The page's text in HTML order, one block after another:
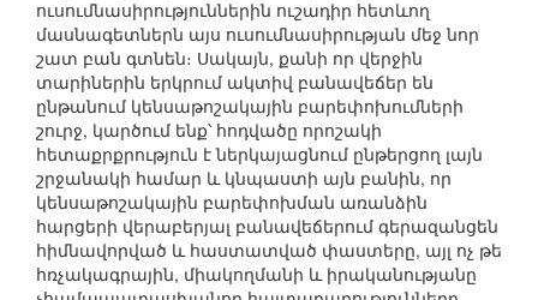
ուսումնասիրություններին ուշադիր հետևող
մասնագետներն այս ուսումնասիրության մեջ նոր
շատ բան գտնեն։ Սակայն, քանի որ վերջին
տարիներին երկրում ակտիվ բանավեճեր են
ընթանում կենսաթոշակային բարեփոխումների
շուրջ, կարծում ենք՝ հոդվածը որոշակի
հետաքրքրություն է ներկայացնում ընթերցող լայն
շրջանակի համար և կնպաստի այն բանին, որ
կենսաթոշակային բարեփոխման առանձին
հարցերի վերաբերյալ բանավեճերում գերազանցեն
հիմնավորված և հաստատված փաստերը, այլ ոչ թե
հռչակագրային, միակողմանի և իրականությանը